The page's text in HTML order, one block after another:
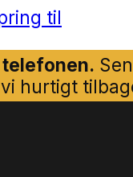
til
hurtigt